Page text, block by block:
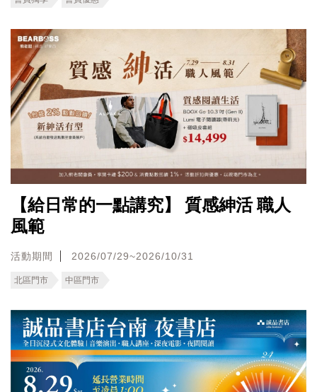
【給日常的一點講究】 質感紳活 職人
風範
活動期間 2026/07/29~2026/10/31
北區門市 中區門市